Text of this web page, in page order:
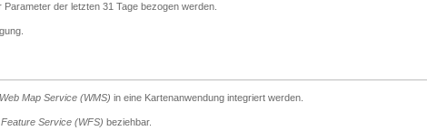
der letzten 31 Tage bezogen werden.
Map Service (WMS) in eine Kartenanwendung integriert werden.
Service (WFS) beziehbar.